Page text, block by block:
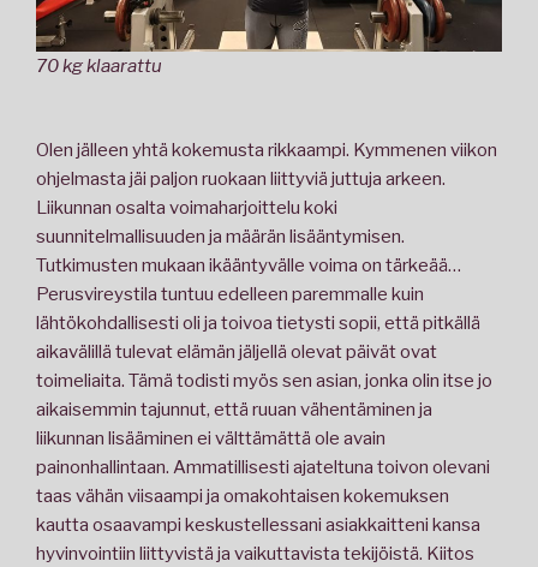
70 kg klaarattu
Olen jälleen yhtä kokemusta rikkaampi. Kymmenen viikon
ohjelmasta jäi paljon ruokaan liittyviä juttuja arkeen.
Liikunnan osalta voimaharjoittelu koki
suunnitelmallisuuden ja määrän lisääntymisen.
Tutkimusten mukaan ikääntyvälle voima on tärkeää…
Perusvireystila tuntuu edelleen paremmalle kuin
lähtökohdallisesti oli ja toivoa tietysti sopii, että pitkällä
aikavälillä tulevat elämän jäljellä olevat päivät ovat
toimeliaita. Tämä todisti myös sen asian, jonka olin itse jo
aikaisemmin tajunnut, että ruuan vähentäminen ja
liikunnan lisääminen ei välttämättä ole avain
painonhallintaan. Ammatillisesti ajateltuna toivon olevani
taas vähän viisaampi ja omakohtaisen kokemuksen
kautta osaavampi keskustellessani asiakkaitteni kansa
hyvinvointiin liittyvistä ja vaikuttavista tekijöistä. Kiitos